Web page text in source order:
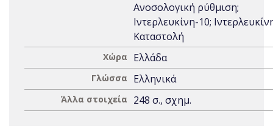
Ανοσολογική ρύθμιση;
Ιντερλευκίνη-10;
Καταστολή
Χώρα Ελλάδα
Γλώσσα Ελληνικά
Άλλα στοιχεία 248 σ., σχημ.